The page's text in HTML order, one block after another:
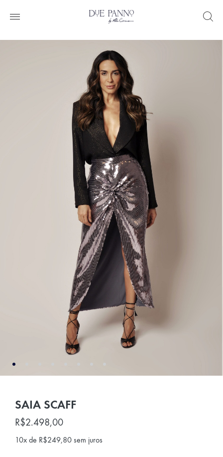
SAIA SCAFF
R$2.498,00
10x de R$249,80 sem juros